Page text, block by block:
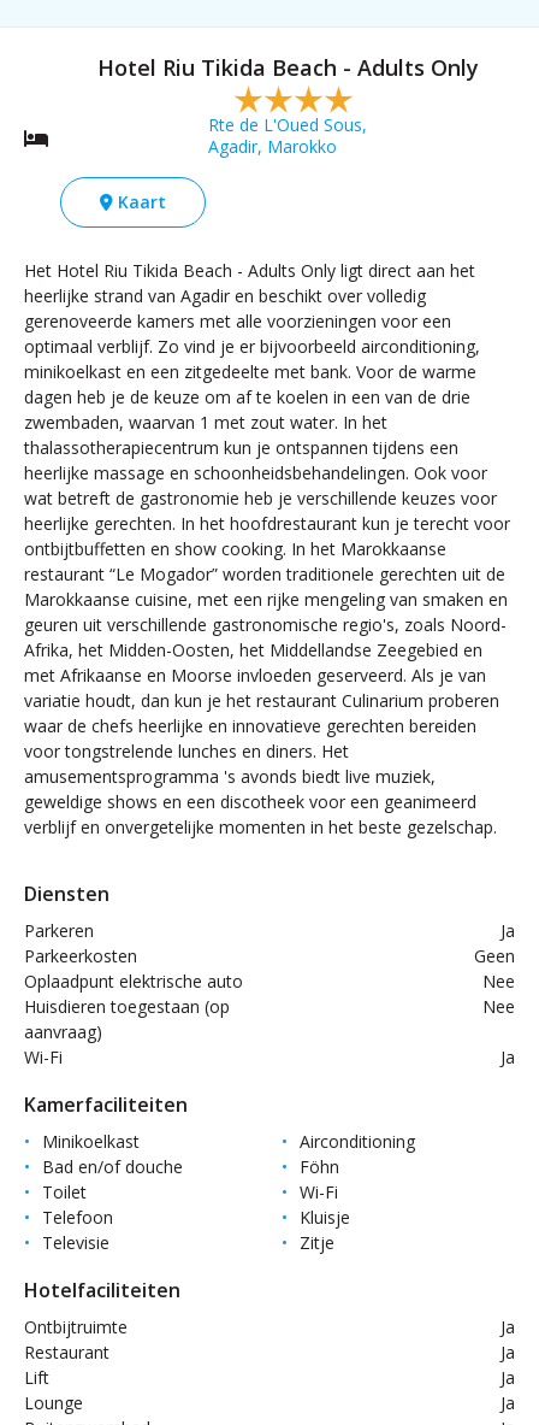
Navigeer door
verborgen
steegjes en
Hotel Riu Tikida Beach - Adults Only
Rte de L'Oued Sous,
Agadir, Marokko
Kaart
Het Hotel Riu Tikida Beach - Adults Only ligt direct aan het
heerlijke strand van Agadir en beschikt over volledig
gerenoveerde kamers met alle voorzieningen voor een
optimaal verblijf. Zo vind je er bijvoorbeeld airconditioning,
minikoelkast en een zitgedeelte met bank. Voor de warme
dagen heb je de keuze om af te koelen in een van de drie
zwembaden, waarvan 1 met zout water. In het
thalassotherapiecentrum kun je ontspannen tijdens een
heerlijke massage en schoonheidsbehandelingen. Ook voor
wat betreft de gastronomie heb je verschillende keuzes voor
heerlijke gerechten. In het hoofdrestaurant kun je terecht voor
ontbijtbuffetten en show cooking. In het Marokkaanse
restaurant “Le Mogador” worden traditionele gerechten uit de
Marokkaanse cuisine, met een rijke mengeling van smaken en
geuren uit verschillende gastronomische regio's, zoals Noord-
Afrika, het Midden-Oosten, het Middellandse Zeegebied en
met Afrikaanse en Moorse invloeden geserveerd. Als je van
variatie houdt, dan kun je het restaurant Culinarium proberen
waar de chefs heerlijke en innovatieve gerechten bereiden
voor tongstrelende lunches en diners. Het
amusementsprogramma 's avonds biedt live muziek,
geweldige shows en een discotheek voor een geanimeerd
verblijf en onvergetelijke momenten in het beste gezelschap.
Diensten
Parkeren
Ja
Parkeerkosten
Geen
Oplaadpunt elektrische auto
Nee
Huisdieren toegestaan (op
aanvraag)
Nee
Wi-Fi Ja
Kamerfaciliteiten
Minikoelkast
Airconditioning
Bad en/of douche
Föhn
Toilet
Wi-Fi
Telefoon
Kluisje
Televisie
Zitje
Hotelfaciliteiten
Ontbijtruimte
Ja
Restaurant
Ja
Lift
Ja
Lounge
Ja